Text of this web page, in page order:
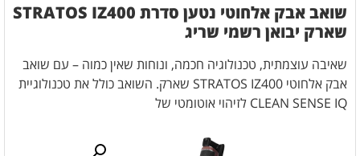
שואב אבק אלחוטי נטען סדרת STRATOS IZ400
שארק יבואן רשמי שריג
שאיבה עוצמתית, טכנולוגיה חכמה, ונוחות שאין כמוה – עם שואב
אבק אלחוטי STRATOS IZ400 שארק. השואב כולל את טכנולוגיית
CLEAN SENSE IQ לזיהוי אוטומטי של